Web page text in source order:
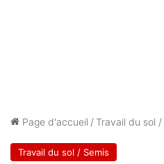
Page d'accueil /Travail du sol /
Travail du sol / Semis